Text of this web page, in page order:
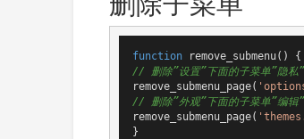
function remove_submenu()
// 删除”设置”下面的子菜单”隐私”
remove_submenu_page(
// 删除”外观”下面的子菜单”编辑”
remove_submenu_page(